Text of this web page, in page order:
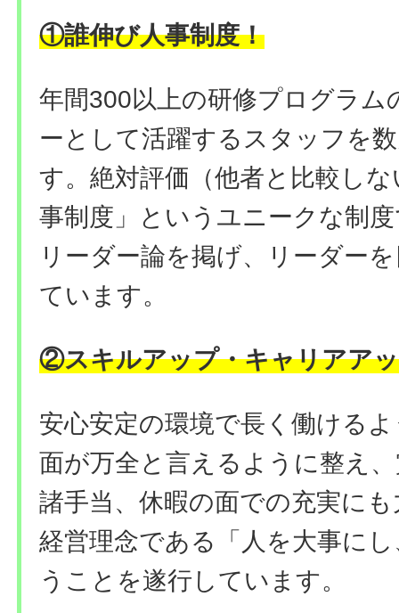
①誰伸び人事制度！
年間300以上の研修プログラム
ーとして活躍するスタッフを
す。絶対評価（他者と比較し
事制度」というユニークな制
リーダー論を掲げ、リーダー
ています。
②スキルアップ・キャリアア
安心安定の環境で長く働ける
面が万全と言えるように整え
諸手当、休暇の面での充実に
経営理念である「人を大事に
うことを遂行しています。